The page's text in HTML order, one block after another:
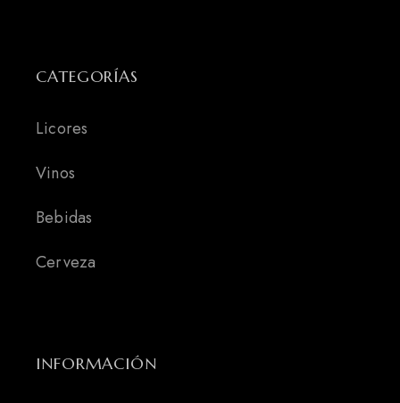
CATEGORÍAS
Licores
Vinos
Bebidas
Cerveza
INFORMACIÓN